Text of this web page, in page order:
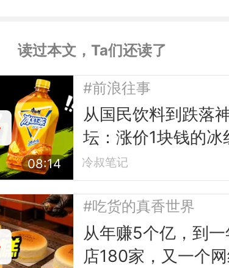
读过本文，Ta们还读了
08:14
#前浪往事
从国民饮料到跌落
坛：涨价1块钱的冰
茶，被年轻人抛弃了
冷叔笔记
#吃货的真香世界
从年赚5个亿，到
店180家，又一个网